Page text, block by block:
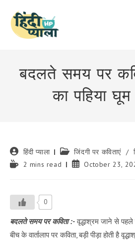
content
बदलते समय पर
का पहिया घूम
Post
author:
हिंदी प्याला
Post
category:
जिंदगी पर कविताएं /
Reading2 mins read
PostOctober 23,
0
बदलते समय पर कविता :-वृद्धाश्रम जाने से
बीच के वार्तालाप पर कविता, बड़ी पीड़ा होती है